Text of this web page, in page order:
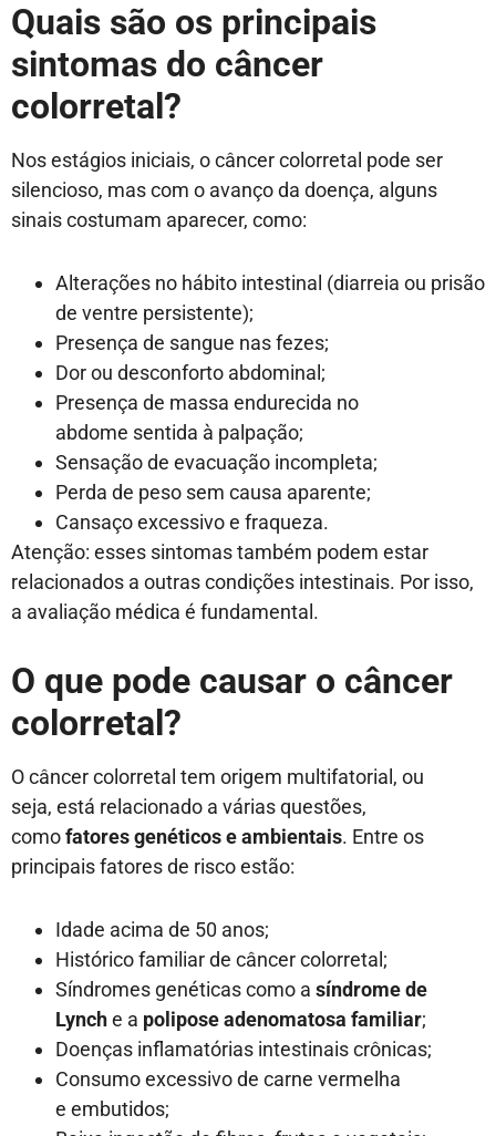
Quais são os principais
sintomas do câncer
colorretal?
Nos estágios iniciais, o câncer colorretal pode ser
silencioso, mas com o avanço da doença, alguns
sinais costumam aparecer, como:
Alterações no hábito intestinal (diarreia ou prisão
de ventre persistente);
Presença de sangue nas fezes;
Dor ou desconforto abdominal;
Presença de massa endurecida no
abdome sentida à palpação;
Sensação de evacuação incompleta;
Perda de peso sem causa aparente;
Cansaço excessivo e fraqueza.
Atenção: esses sintomas também podem estar
relacionados a outras condições intestinais. Por isso,
a avaliação médica é fundamental.
O que pode causar o câncer
colorretal?
O câncer colorretal tem origem multifatorial, ou
seja, está relacionado a várias questões,
comofatores genéticos e ambientais. Entre os
principais fatores de risco estão:
Idade acima de 50 anos;
Histórico familiar de câncer colorretal;
Síndromes genéticas como a síndrome de
Lynche a polipose adenomatosa familiar;
Doenças inflamatórias intestinais crônicas;
Consumo excessivo de carne vermelha
e embutidos;